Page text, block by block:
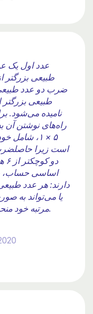
عدد اول یک
ضرب دو عدد
اساسی حساب،
یا می‌تواند به
مرتبه خود منحصر به فرد هستند، تجزیه شود.